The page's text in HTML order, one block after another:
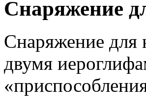
Снаряжение
Снаряжение для
двумя